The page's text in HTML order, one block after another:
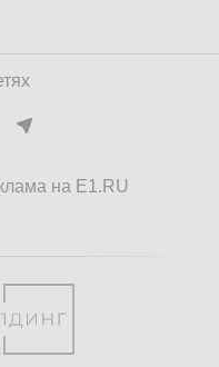
на E1.RU